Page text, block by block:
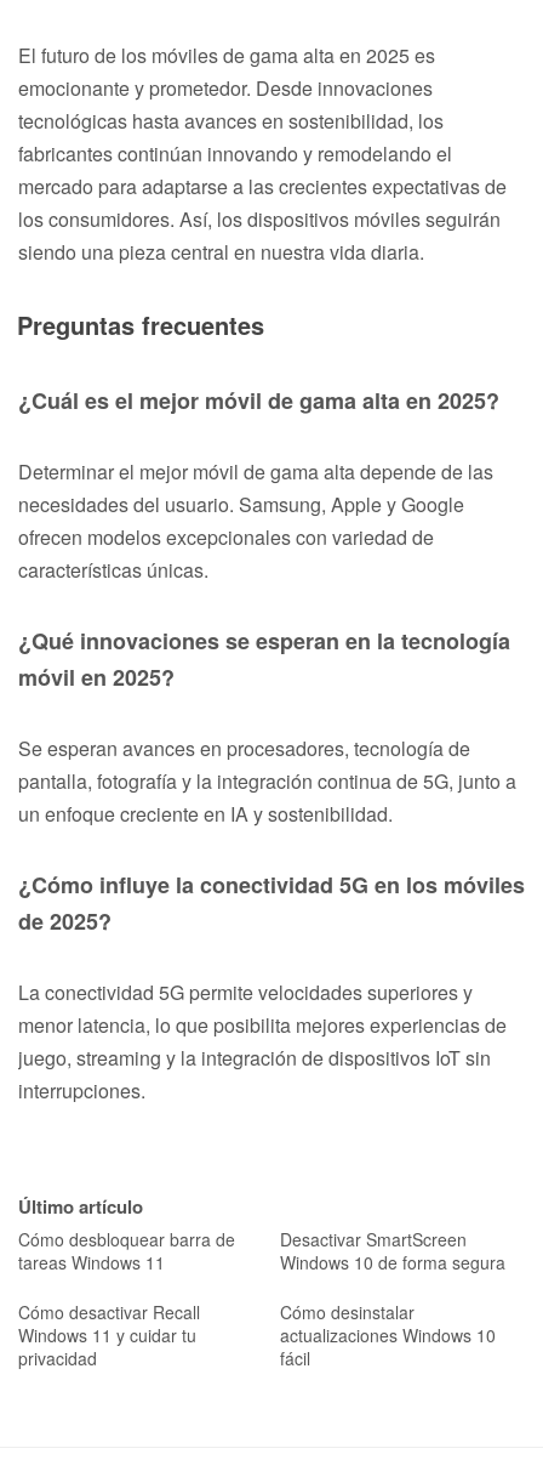
El futuro de los móviles de gama alta en 2025 es
emocionante y prometedor. Desde innovaciones
tecnológicas hasta avances en sostenibilidad, los
fabricantes continúan innovando y remodelando el
mercado para adaptarse a las crecientes expectativas de
los consumidores. Así, los dispositivos móviles seguirán
siendo una pieza central en nuestra vida diaria.
Preguntas frecuentes
¿Cuál es el mejor móvil de gama alta en 2025?
Determinar el mejor móvil de gama alta depende de las
necesidades del usuario. Samsung, Apple y Google
ofrecen modelos excepcionales con variedad de
características únicas.
¿Qué innovaciones se esperan en la tecnología
móvil en 2025?
Se esperan avances en procesadores, tecnología de
pantalla, fotografía y la integración continua de 5G, junto a
un enfoque creciente en IA y sostenibilidad.
¿Cómo influye la conectividad 5G en los móviles
de 2025?
La conectividad 5G permite velocidades superiores y
menor latencia, lo que posibilita mejores experiencias de
juego, streaming y la integración de dispositivos IoT sin
interrupciones.
Último artículo
Cómo desbloquear barra de
tareas Windows 11
Desactivar SmartScreen
Windows 10 de forma segura
Cómo desactivar Recall
Windows 11 y cuidar tu
privacidad
Cómo desinstalar
actualizaciones Windows 10
fácil